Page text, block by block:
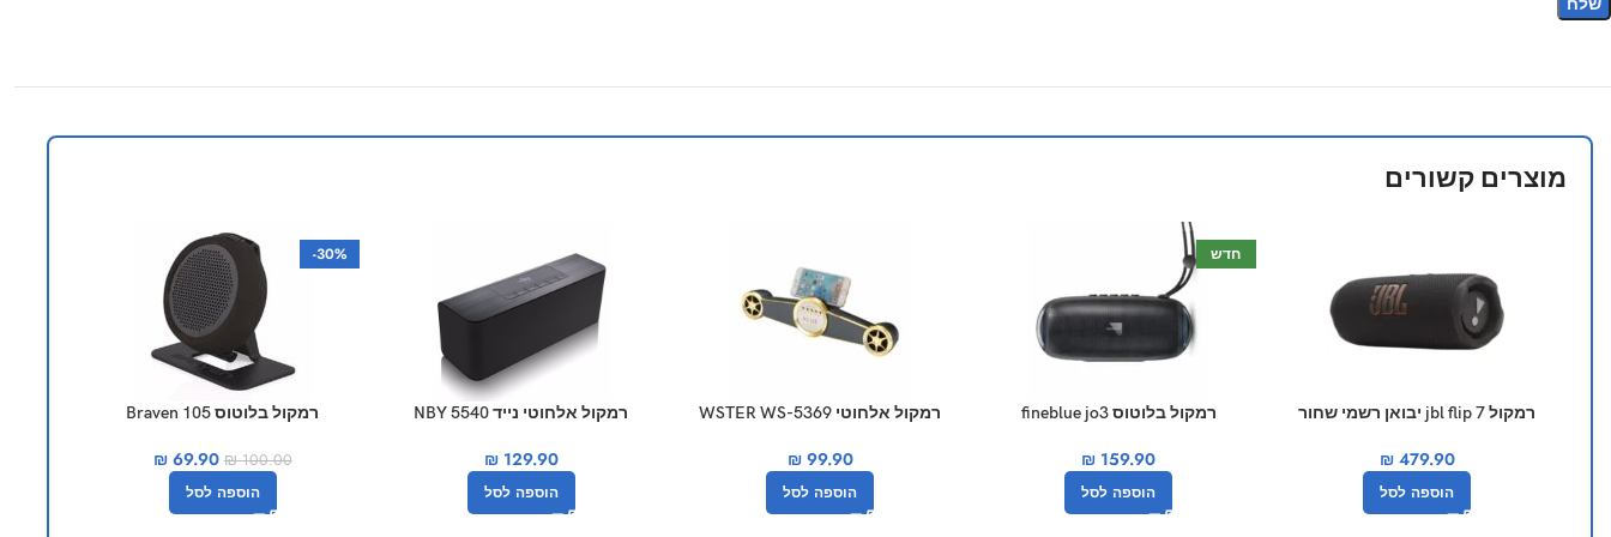
מוצרים קשורים
רמקול jbl flip 7 יבואן רשמי שחור
₪479.90
הוספה לסל
חדש
רמקול בלוטוס fineblue jo3
₪ 159.90
הוספה לסל
רמקול אלחוטי WSTER WS-5369
₪99.90
הוספה לסל
רמקול אלחוטי נייד NBY 5540
₪129.90
הוספה לסל
-30%
רמקול בלוטוס Braven 105
₪100.00
₪69.90
הוספה לסל